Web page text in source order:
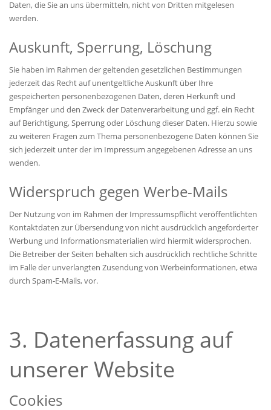
Daten, die Sie an uns übermitteln, nicht von Dritten mitgelesen
werden.
Auskunft, Sperrung, Löschung
Sie haben im Rahmen der geltenden gesetzlichen Bestimmungen
jederzeit das Recht auf unentgeltliche Auskunft über Ihre
gespeicherten personenbezogenen Daten, deren Herkunft und
Empfänger und den Zweck der Datenverarbeitung und ggf. ein Recht
auf Berichtigung, Sperrung oder Löschung dieser Daten. Hierzu sowie
zu weiteren Fragen zum Thema personenbezogene Daten können Sie
sich jederzeit unter der im Impressum angegebenen Adresse an uns
wenden.
Widerspruch gegen Werbe-Mails
Der Nutzung von im Rahmen der Impressumspflicht veröffentlichten
Kontaktdaten zur Übersendung von nicht ausdrücklich angeforderter
Werbung und Informationsmaterialien wird hiermit widersprochen.
Die Betreiber der Seiten behalten sich ausdrücklich rechtliche Schritte
im Falle der unverlangten Zusendung von Werbeinformationen, etwa
durch Spam-E-Mails, vor.
3. Datenerfassung auf
unserer Website
Cookies